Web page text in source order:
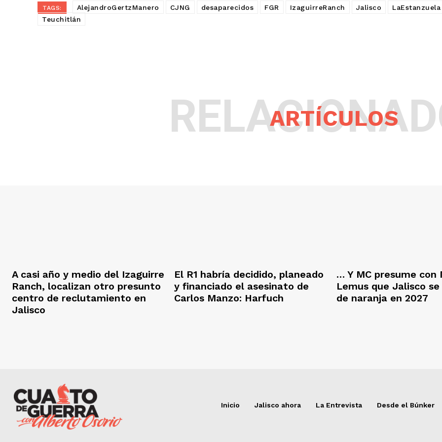
TAGS: AlejandroGertzManero CJNG desaparecidos FGR IzaguirreRanch Jalisco
LaEstanzuela
Teuchitlán
ARTÍCULOS
A casi año y medio del Izaguirre
Ranch, localizan otro presunto
centro de reclutamiento en
Jalisco
El R1 habría decidido, planeado
y financiado el asesinato de
Carlos Manzo: Harfuch
… Y MC presume con
Lemus que Jalisco
de naranja en 2027
Inicio Jalisco ahora La Entrevista Desde el Búnker